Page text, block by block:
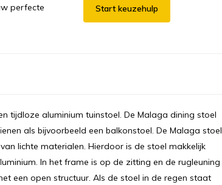
perfecte
Start keuzehulp
tijdloze aluminium tuinstoel. De Malaga dining stoel
als bijvoorbeeld een balkonstoel. De Malaga stoel
lichte materialen. Hierdoor is de stoel makkelijk
In het frame is op de zitting en de rugleuning
een open structuur. Als de stoel in de regen staat